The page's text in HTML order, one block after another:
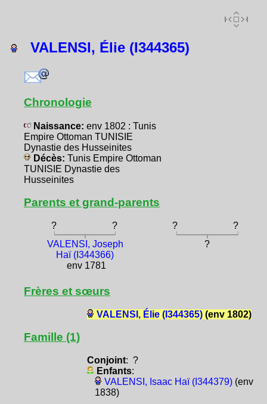
VALENSI, Élie (I344365)
Chronologie
Naissance: env 1802 : Tunis
Empire Ottoman TUNISIE
Dynastie des Husseinites
Décès: Tunis Empire Ottoman
TUNISIE Dynastie des
Husseinites
Parents et grand-parents
? ? ?
?
VALENSI, Joseph
Haï (I344366)
env 1781
?
Frères et sœurs
VALENSI, Élie (I344365)(env 1802)
Famille (1)
Conjoint: ?
Enfants:
VALENSI, Isaac Haï (I344379)(env
1838)